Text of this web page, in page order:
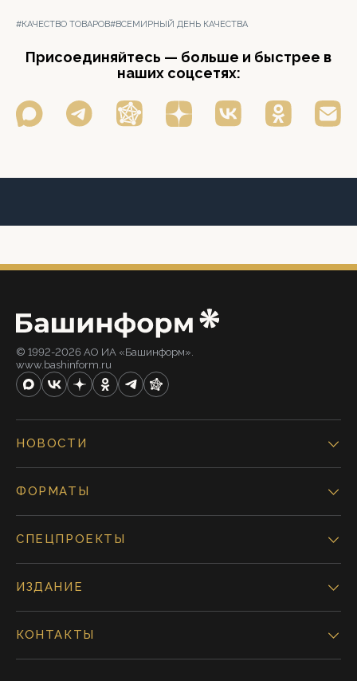
#КАЧЕСТВО ТОВАРОВ#ВСЕМИРНЫЙ ДЕНЬ КАЧЕСТВА
Присоединяйтесь — больше и быстрее в
наших соцсетях:
© 1992-2026 АО ИА «Башинформ».
www.bashinform.ru
НОВОСТИ
ФОРМАТЫ
СПЕЦПРОЕКТЫ
ИЗДАНИЕ
КОНТАКТЫ